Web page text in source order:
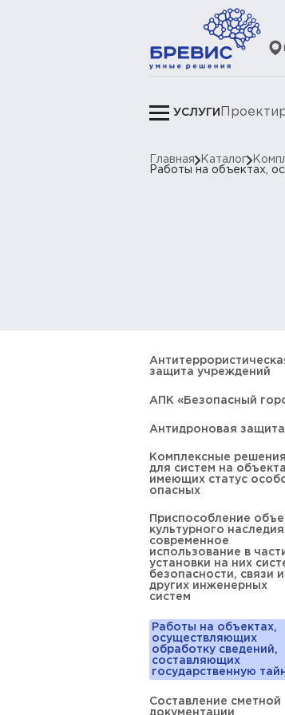
УСЛУГИ
Главная Каталог
Работы на объектах,
защита учреждений
АПК «Безопасный
Антидроновая защита
Комплексные решения
для систем на
имеющих статус
опасных
Приспособление
культурного
современное
использование в
установки на них
безопасности, связи и
других инженерных
систем
Работы на объектах,
осуществляющих
обработку сведений,
составляющих
государственную
Составление сметной
документации